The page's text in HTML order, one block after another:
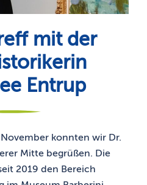
mit der
Entrup
konnten wir Dr.
Mitte begrüßen. Die
2019 den Bereich